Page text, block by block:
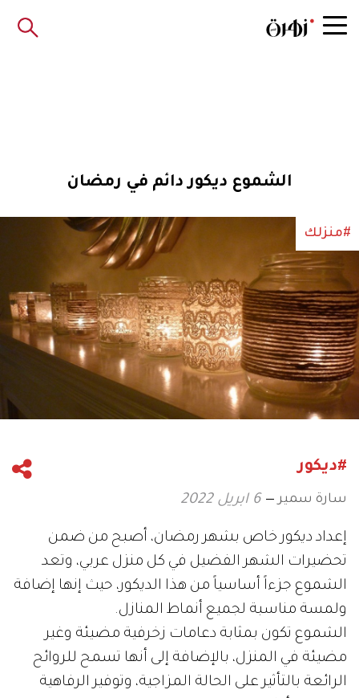
الشموع ديكور دائم في رمضان
#منزلك
#ديكور
سارة سمير 6 ابريل 2022
إعداد ديكور خاص بشهر رمضان، أصبح من ضمن
تحضيرات الشهر الفضيل في كل منزل عربي، وتعد
الشموع جزءاً أساسياً من هذا الديكور، حيث إنها إضافة
ولمسة مناسبة لجميع أنماط المنازل.
الشموع تكون بمثابة دعامات زخرفية مضيئة وغير
مضيئة في المنزل، بالإضافة إلى أنها تسمح للروائح
الرائعة بالتأثير على الحالة المزاجية، وتوفير الرفاهية